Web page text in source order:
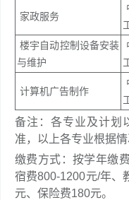
家政服务
楼宇自动控制设备安装
与维护
计算机广告制作
备注：各专业及计划
准，以上各专业根据
缴费方式：按学年缴
宿费800-1200元/年、
元、保险费180元。